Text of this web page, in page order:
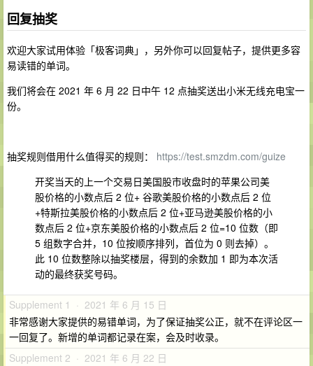
回复抽奖
欢迎大家试用体验「极客词典」，另外你可以回复帖子，提供更多容
易读错的单词。
我们将会在 2021 年 6 月 22 日中午 12 点抽奖送出小米无线充电宝一
份。
抽奖规则借用什么值得买的规则： https://test.smzdm.com/guize
开奖当天的上一个交易日美国股市收盘时的苹果公司美
股价格的小数点后 2 位+ 谷歌美股价格的小数点后 2 位
+特斯拉美股价格的小数点后 2 位+亚马逊美股价格的小
数点后 2 位+京东美股价格的小数点后 2 位=10 位数（即
5 组数字合并，10 位按顺序排列，首位为 0 则去掉）。
此 10 位数整除以抽奖楼层，得到的余数加 1 即为本次活
动的最终获奖号码。
Supplement 1 · 2021 年 6 月 15 日
非常感谢大家提供的易错单词，为了保证抽奖公正，就不在评论区一
一回复了。新增的单词都记录在案，会及时收录。
Supplement 2 · 2021 年 6 月 22 日